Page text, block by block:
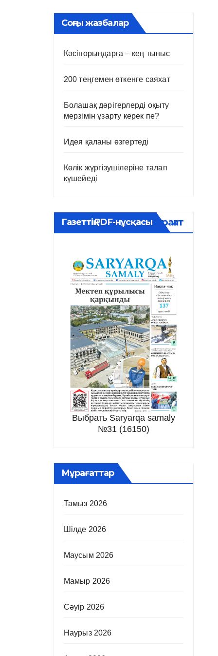
Соңғы жазбалар
Кәсіпорындарға – кең тыныс
200 теңгемен өткенге саяхат
Болашақ дәрігерлерді оқыту
мерзімін ұзарту керек пе?
Идея қаланы өзгертеді
Көлік жүргізушілеріне талап
күшейеді
Газеттің PDF-нұсқасыМұрағат
Выбрать Saryarqa samaly
№31 (16150)
Мұрағаттар
Тамыз 2026
Шілде 2026
Маусым 2026
Мамыр 2026
Сәуір 2026
Наурыз 2026